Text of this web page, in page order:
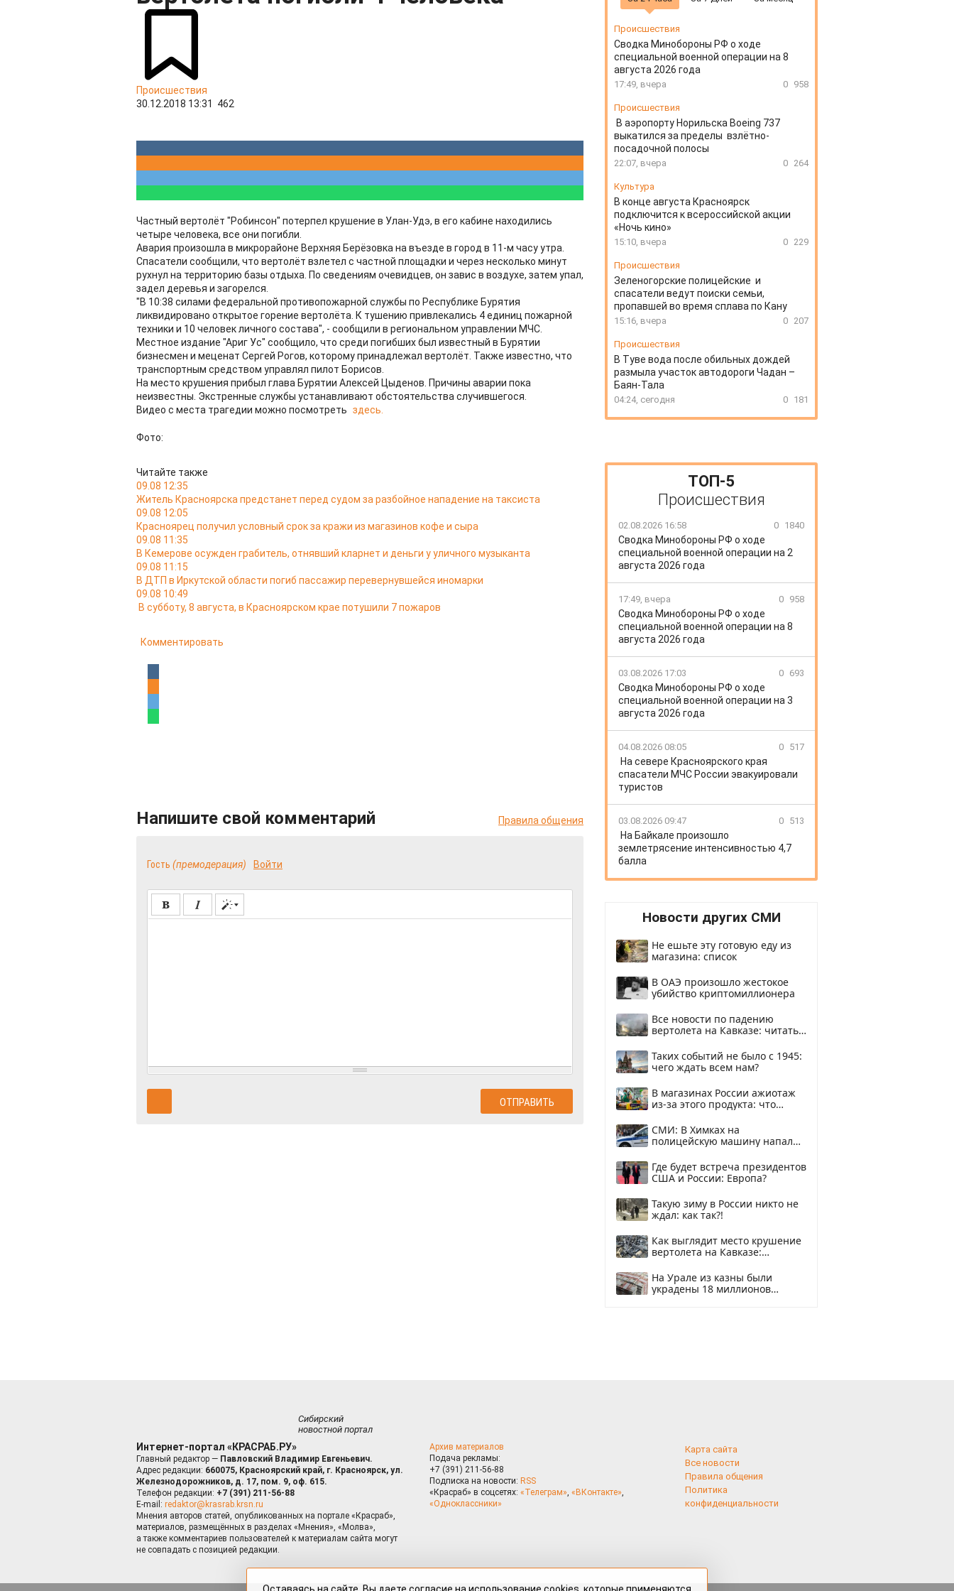
Происшествия
30.12.2018 13:31
462
Частный вертолёт "Робинсон" потерпел крушение в Улан-Удэ, в его кабине находились
четыре человека, все они погибли.
Авария произошла в микрорайоне Верхняя Берёзовка на въезде в город в 11-м часу утра.
Спасатели сообщили, что вертолёт взлетел с частной площадки и через несколько минут
рухнул на территорию базы отдыха. По сведениям очевидцев, он завис в воздухе, затем упал,
задел деревья и загорелся.
"В 10:38 силами федеральной противопожарной службы по Республике Бурятия
ликвидировано открытое горение вертолёта. К тушению привлекались 4 единиц пожарной
техники и 10 человек личного состава", - сообщили в региональном управлении МЧС.
Местное издание "Ариг Ус" сообщило, что среди погибших был известный в Бурятии
бизнесмен и меценат Сергей Рогов, которому принадлежал вертолёт. Также известно, что
транспортным средством управлял пилот Борисов.
На место крушения прибыл глава Бурятии Алексей Цыденов. Причины аварии пока
неизвестны. Экстренные службы устанавливают обстоятельства случившегося.
Видео с места трагедии можно посмотреть здесь.
Фото:
Читайте также
09.08 12:35
Житель Красноярска предстанет перед судом за разбойное нападение на таксиста
09.08 12:05
Красноярец получил условный срок за кражи из магазинов кофе и сыра
09.08 11:35
В Кемерове осужден грабитель, отнявший кларнет и деньги у уличного музыканта
09.08 11:15
В ДТП в Иркутской области погиб пассажир перевернувшейся иномарки
09.08 10:49
В субботу, 8 августа, в Красноярском крае потушили 7 пожаров
Комментировать
Напишите свой комментарий Правила общения
Гость (премодерация) Войти
Происшествия
Сводка Минобороны РФ о ходе
специальной военной операции на 8
августа 2026 года
17:49, вчера 0 958
Происшествия
В аэропорту Норильска Boeing 737
выкатился за пределы взлётно-
посадочной полосы
22:07, вчера 0 264
Культура
В конце августа Красноярск
подключится к всероссийской акции
«Ночь кино»
15:10, вчера 0 229
Происшествия
Зеленогорские полицейские и
спасатели ведут поиски семьи,
пропавшей во время сплава по Кану
15:16, вчера 0 207
Происшествия
В Туве вода после обильных дождей
размыла участок автодороги Чадан –
Баян-Тала
04:24, сегодня 0 181
ТОП-5
Происшествия
02.08.2026 16:58 0 1840
Сводка Минобороны РФ о ходе
специальной военной операции на 2
августа 2026 года
17:49, вчера 0 958
Сводка Минобороны РФ о ходе
специальной военной операции на 8
августа 2026 года
03.08.2026 17:03 0 693
Сводка Минобороны РФ о ходе
специальной военной операции на 3
августа 2026 года
04.08.2026 08:05 0 517
На севере Красноярского края
спасатели МЧС России эвакуировали
туристов
03.08.2026 09:47 0 513
На Байкале произошло
землетрясение интенсивностью 4,7
балла
Новости других СМИ
Не ешьте эту готовую еду из
магазина: список
В ОАЭ произошло жестокое
убийство криптомиллионера
Все новости по падению
вертолета на Кавказе: читать
Таких событий не было с 1945:
чего ждать всем нам?
В магазинах России ажиотаж
из-за этого продукта: что
СМИ: В Химках на
полицейскую машину напали
Где будет встреча президентов
США и России: Европа?
Такую зиму в России никто не
ждал: как так?!
Как выглядит место крушение
вертолета на Кавказе:
На Урале из казны были
украдены 18 миллионов
Сибирский
новостной портал
Интернет-портал «КРАСРАБ.РУ»
Главный редактор — Павловский Владимир Евгеньевич.
Адрес редакции: 660075, Красноярский край, г. Красноярск, ул.
Железнодорожников, д. 17, пом. 9, оф. 615.
Телефон редакции: +7 (391) 211-56-88
E-mail: redaktor@krasrab.krsn.ru
Мнения авторов статей, опубликованных на портале «Красраб»,
материалов, размещённых в разделах «Мнения», «Молва»,
а также комментариев пользователей к материалам сайта могут
не совпадать с позицией редакции.
Архив материалов
Подача рекламы:
+7 (391) 211-56-88
Подписка на новости: RSS
«Красраб» в соцсетях: «Телеграм», «ВКонтакте»,
«Одноклассники»
Карта сайта
Все новости
Правила общения
Политика
конфиденциальности
Оставаясь на сайте, Вы даете согласие на использование cookies, которые применяются
для повышения качества рекомендаций согласноПолитике. Отказаться от cookies,
можно через настройки Вашего браузера.